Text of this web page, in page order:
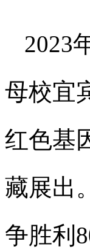
2023
母校宜
红色基
藏展出
争胜利